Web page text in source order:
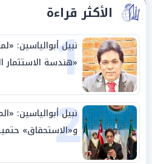
الأكثر قراءة
1
نبيل أبوالياسين:
«هندسة الاستثمار
بالوطن» و«سيادة
2
نبيل أبوالياسين:
و«الاستحقاق»
الجامعة العربية